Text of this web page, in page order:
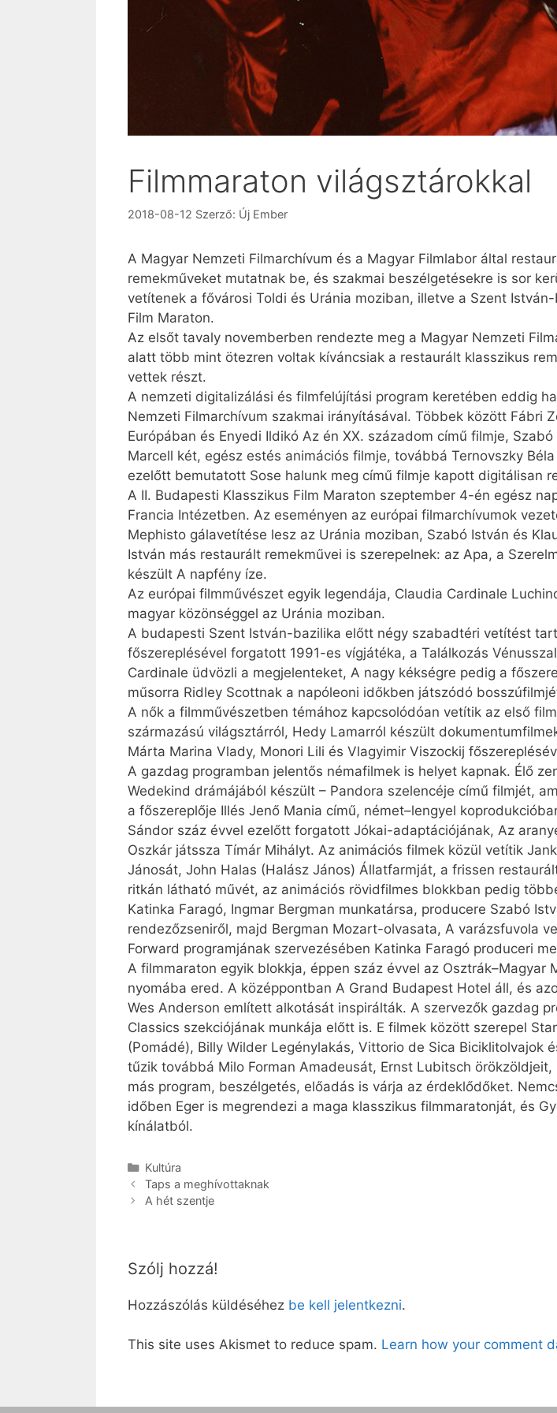
Filmmaraton világsztárokkal
2018-08-12 Szerző: Új Ember
A Magyar Nemzeti Filmarchívum és a Magyar Filmlabor által
remekműveket mutatnak be, és szakmai beszélgetésekre is sor
vetítenek a fővárosi Toldi és Uránia moziban, illetve a Szent
Film Maraton.
Az elsőt tavaly novemberben rendezte meg a Magyar Nemzeti
alatt több mint ötezren voltak kíváncsiak a restaurált klasszikus
vettek részt.
A nemzeti digitalizálási és filmfelújítási program keretében eddig
Nemzeti Filmarchívum szakmai irányításával. Többek között Fábri
Európában és Enyedi Ildikó Az én XX. századom című filmje,
Marcell két, egész estés animációs filmje, továbbá Ternovszky
ezelőtt bemutatott Sose halunk meg című filmje kapott digitálisan
A II. Budapesti Klasszikus Film Maraton szeptember 4-én egész
Francia Intézetben. Az eseményen az európai filmarchívumok
Mephisto gálavetítése lesz az Uránia moziban, Szabó István és
István más restaurált remekművei is szerepelnek: az Apa, a
készült A napfény íze.
Az európai filmművészet egyik legendája, Claudia Cardinale
magyar közönséggel az Uránia moziban.
A budapesti Szent István-bazilika előtt négy szabadtéri vetítést
főszereplésével forgatott 1991-es vígjátéka, a Találkozás
Cardinale üdvözli a megjelenteket, A nagy kékségre pedig a
műsorra Ridley Scottnak a napóleoni időkben játszódó
A nők a filmművészetben témához kapcsolódóan vetítik az első
származású világsztárról, Hedy Lamarról készült
Márta Marina Vlady, Monori Lili és Vlagyimir Viszockij
A gazdag programban jelentős némafilmek is helyet kapnak. Élő
Wedekind drámájából készült – Pandora szelencéje című filmjét,
a főszereplője Illés Jenő Mania című, német–lengyel
Sándor száz évvel ezelőtt forgatott Jókai-adaptációjának, Az
Oszkár játssza Tímár Mihályt. Az animációs filmek közül vetítik
Jánosát, John Halas (Halász János) Állatfarmját, a frissen
ritkán látható művét, az animációs rövidfilmes blokkban pedig
Katinka Faragó, Ingmar Bergman munkatársa, producere Szabó
rendezőzseniről, majd Bergman Mozart-olvasata, A varázsfuvola
Forward programjának szervezésében Katinka Faragó produceri
A filmmaraton egyik blokkja, éppen száz évvel az Osztrák–Magyar
nyomába ered. A középpontban A Grand Budapest Hotel áll, és
Wes Anderson említett alkotását inspirálták. A szervezők gazdag
Classics szekciójának munkája előtt is. E filmek között szerepel
(Pomádé), Billy Wilder Legénylakás, Vittorio de Sica Bicik­li­tolvajok
tűzik továbbá Milo Forman Amadeusát, Ernst Lubitsch
más program, beszélgetés, előadás is várja az érdeklődőket.
időben Eger is megrendezi a maga klasszikus filmmaratonját, és
kínálatból.
Kategória
Kultúra
Taps a meghívottaknak
A hét szentje
Szólj hozzá!
Hozzászólás küldéséhez be kell jelentkezni.
This site uses Akismet to reduce spam. Learn how your comment